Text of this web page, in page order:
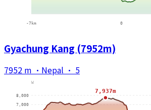
Gyachung Kang (7952m)
7952 m · Nepal · 5